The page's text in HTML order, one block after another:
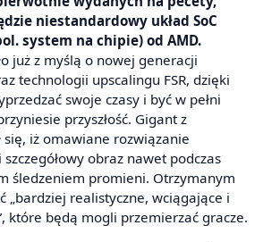
niestandardowy układ SoC
system na chipie) od AMD.
już z myślą o nowej generacji
technologii upscalingu FSR, dzięki
swoje czasy i być w pełni
przyszłość. Gigant z
się, iż omawiane rozwiązanie
obraz nawet podczas
śledzeniem promieni. Otrzymanym
„bardziej realistyczne, wciągające i
które będą mogli przemierzać gracze.